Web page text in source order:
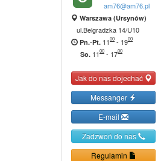
am76@am76.pl
Warszawa (Ursynów)
ul.Belgradzka 14/U10
Pn.-Pt. 1100 - 1900
So. 1100 - 1700
Jak do nas dojechać
Messanger
E-mail
Zadzwoń do nas
Regulamin